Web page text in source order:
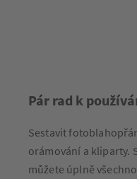
Pár rad k
Sestavit
orámování a kliparty.
můžete úplně